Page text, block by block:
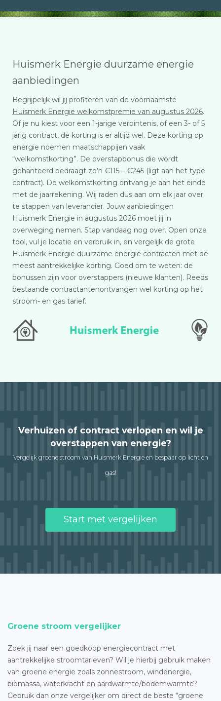
Huismerk Energie duurzame energie
aanbiedingen
Begrijpelijk wil jij profiteren van de voornaamste
Huismerk Energie welkomstpremie van augustus 2026.
Of je nu kiest voor een 1-jarige verbintenis, of een 3- of 5
jarig contract, de korting is er altijd wel. Deze korting op
energie noemen maatschappijen vaak
“welkomstkorting”. De overstapbonus die wordt
gehanteerd bedraagt zo’n €115 – €245 (ligt aan het type
contract). De welkomstkorting ontvang je aan het einde
met de jaarrekening. Wij raden dus aan om elk jaar over
te stappen van leverancier. Jouw aanbiedingen
Huismerk Energie in augustus 2026 moet jij in
overweging nemen. Stap vandaag nog over. Open onze
tool, vul je locatie en verbruik in, en vergelijk de grote
Huismerk Energie duurzame energie contracten met de
meest aantrekkelijke korting. Goed om te weten: de
bonussen zijn voor overstappers (nieuwe klanten). Reeds
bestaande contractantenontvangen wel korting op het
stroom- en gas tarief.
Verhuizen of contract verlopen en wil je
overstappen van energie?
Vergelijk groene stroom van Huismerk Energie en bespaar op licht en
gas!
Start met vergelijken
Groene stroom vergelijker
Zoek jij naar een goedkoop energiecontract met
aantrekkelijke stroomtarieven? Wil je hierbij gebruik maken
van groene energie zoals zonnestroom, windenergie,
biomassa, waterkracht en aardwarmte/bodemwarmte?
Gebruik dan onze vergelijker om direct de beste “groene